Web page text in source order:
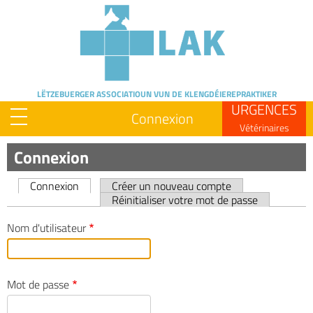
LËTZEBUERGER ASSOCIATIOUNVUN DE KLENGDÉIEREPRAKTIKER
URGENCES
Vétérinaires
Connexion
Connexion
Primary
tabs
Connexion
Créer un nouveau compte
Réinitialiser votre mot de passe
Nom d'utilisateur
Mot de passe